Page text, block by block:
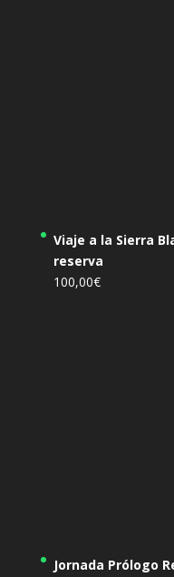
Viaje a la Sierra
reserva
100,00€
Jornada Prólogo